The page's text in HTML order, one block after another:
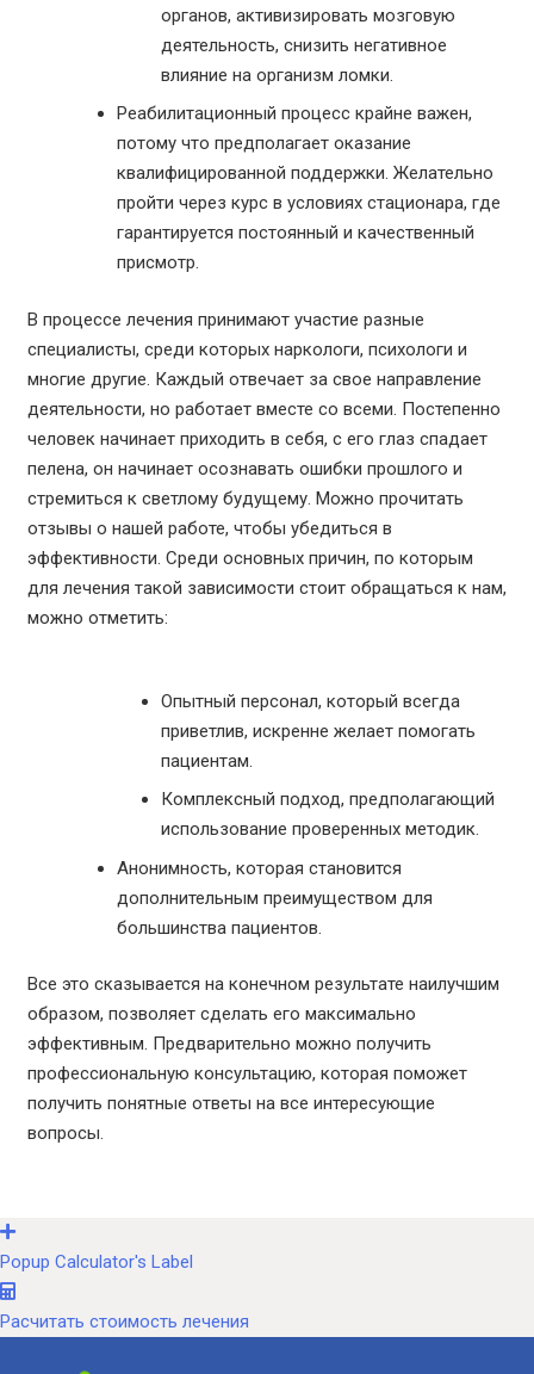
органов, активизировать мозговую
деятельность, снизить негативное
влияние на организм ломки.
Реабилитационный процесс крайне важен,
потому что предполагает оказание
квалифицированной поддержки. Желательно
пройти через курс в условиях стационара, где
гарантируется постоянный и качественный
присмотр.
В процессе лечения принимают участие разные
специалисты, среди которых наркологи, психологи и
многие другие. Каждый отвечает за свое направление
деятельности, но работает вместе со всеми. Постепенно
человек начинает приходить в себя, с его глаз спадает
пелена, он начинает осознавать ошибки прошлого и
стремиться к светлому будущему. Можно прочитать
отзывы о нашей работе, чтобы убедиться в
эффективности. Среди основных причин, по которым
для лечения такой зависимости стоит обращаться к нам,
можно отметить:
Опытный персонал, который всегда
приветлив, искренне желает помогать
пациентам.
Комплексный подход, предполагающий
использование проверенных методик.
Анонимность, которая становится
дополнительным преимуществом для
большинства пациентов.
Все это сказывается на конечном результате наилучшим
образом, позволяет сделать его максимально
эффективным. Предварительно можно получить
профессиональную консультацию, которая поможет
получить понятные ответы на все интересующие
вопросы.
Popup Calculator's Label
Расчитать стоимость лечения